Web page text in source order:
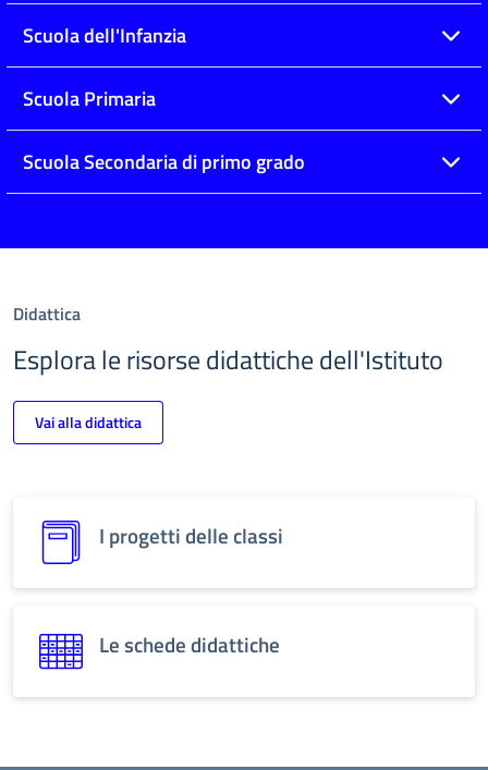
Scuola dell'Infanzia
Scuola Primaria
Scuola Secondaria di primo grado
Didattica
Esplora le risorse didattiche dell'Istituto
Vai alla didattica
I progetti delle classi
Le schede didattiche